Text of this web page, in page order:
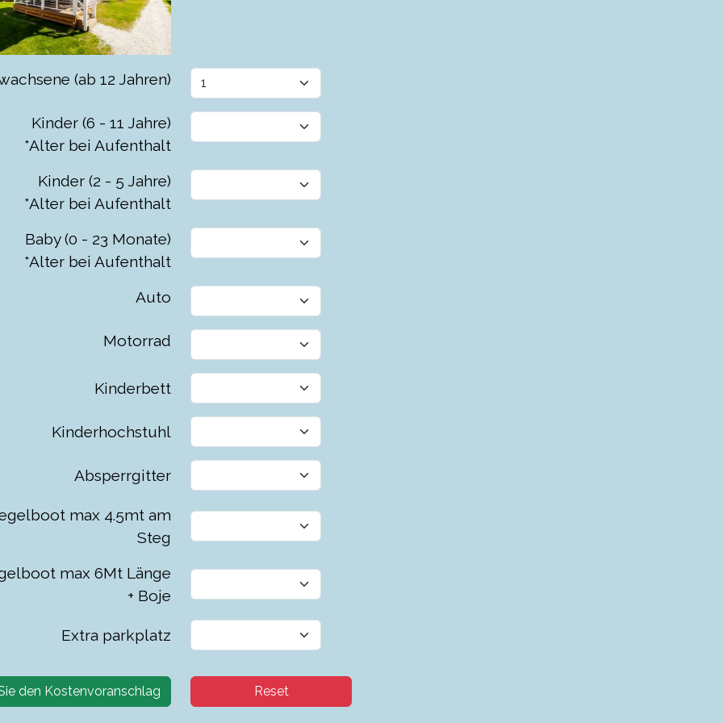
(ab 12 Jahren)
Kinder (6 - 11 Jahre)
*Alter bei Aufenthalt
Kinder (2 - 5 Jahre)
*Alter bei Aufenthalt
Baby (0 - 23 Monate)
*Alter bei Aufenthalt
Auto
Motorrad
Kinderbett
Kinderhochstuhl
Absperrgitter
max 4.5mt am
Steg
max 6Mt Länge
+ Boje
Extra parkplatz